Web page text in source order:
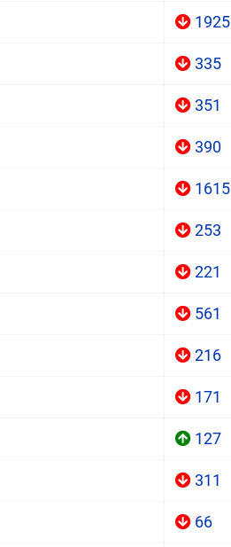
1925
335
351
390
1615
253
221
561
216
171
127
311
66